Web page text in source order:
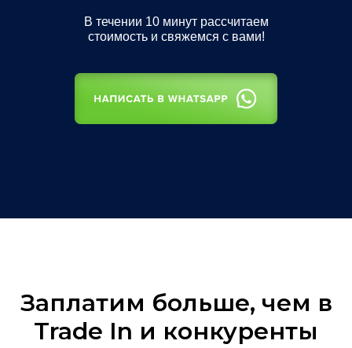
В течении 10 минут рассчитаем
стоимость и свяжемся с вами!
Заплатим больше, чем в
Trade In и конкуренты